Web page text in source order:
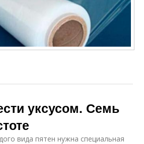
уксусом. Семь
вида пятен нужна специальная